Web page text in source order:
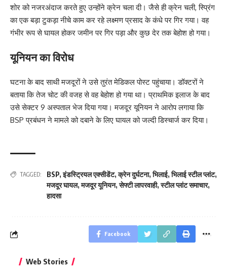
शोर को नजरअंदाज करते हुए उन्होंने क्रेन चला दी। जैसे ही क्रेन चली, स्प्रिंग
का एक बड़ा टुकड़ा नीचे काम कर रहे लक्ष्मण प्रसाद के कंधे पर गिर गया। वह
गंभीर रूप से घायल होकर जमीन पर गिर पड़ा और कुछ देर तक बेहोश हो गया।
यूनियन का विरोध
घटना के बाद साथी मजदूरों ने उसे तुरंत मेडिकल पोस्ट पहुंचाया। डॉक्टरों ने
बताया कि तेज चोट की वजह से वह बेहोश हो गया था। प्राथमिक इलाज के बाद
उसे सेक्टर 9 अस्पताल भेज दिया गया। मजदूर यूनियन ने आरोप लगाया कि
BSP प्रबंधन ने मामले को दबाने के लिए घायल को जल्दी डिस्चार्ज कर दिया।
TAGGED: BSP,इंडस्ट्रियल एक्सीडेंट,क्रेन दुर्घटना,भिलाई,भिलाई स्टील प्लांट,
मजदूर घायल,मजदूर यूनियन,सेफ्टी लापरवाही,स्टील प्लांट समाचार,
हादसा
Facebook
Web Stories
नीतीश कुमार का पहला